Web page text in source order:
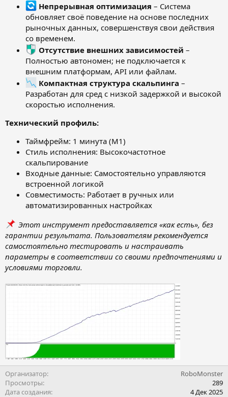
Непрерывная оптимизация – Система
обновляет своё поведение на основе последних
рыночных данных, совершенствуя свои действия
со временем.
Отсутствие внешних зависимостей –
Полностью автономен; не подключается к
внешним платформам, API или файлам.
Компактная структура скальпинга –
Разработан для сред с низкой задержкой и высокой
скоростью исполнения.
Технический профиль:
Таймфрейм: 1 минута (M1)
Стиль исполнения: Высокочастотное
скальпирование
Входные данные: Самостоятельно управляются
встроенной логикой
Совместимость: Работает в ручных или
автоматизированных настройках
Этот инструмент предоставляется «как есть», без
гарантии результата. Пользователям рекомендуется
самостоятельно тестировать и настраивать
параметры в соответствии со своими предпочтениями и
условиями торговли.
Организатор
RoboMonster
Просмотры
289
Дата создания
4 Дек 2025